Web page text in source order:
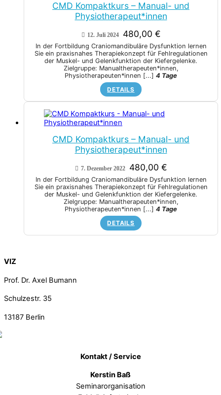
CMD Kompaktkurs – Manual- und
Physiotherapeut*innen
12. Juli 2024 480,00 €
In der Fortbildung Craniomandibuläre Dysfunktion lernen
Sie ein praxisnahes Therapiekonzept für Fehlregulationen
der Muskel- und Gelenkfunktion der Kiefergelenke.
Zielgruppe: Manualtherapeuten*innen,
Physiotherapeuten*innen [...] 4 Tage
DETAILS
CMD Kompaktkurs – Manual- und
Physiotherapeut*innen
7. Dezember 2022 480,00 €
In der Fortbildung Craniomandibuläre Dysfunktion lernen
Sie ein praxisnahes Therapiekonzept für Fehlregulationen
der Muskel- und Gelenkfunktion der Kiefergelenke.
Zielgruppe: Manualtherapeuten*innen,
Physiotherapeuten*innen [...] 4 Tage
DETAILS
VIZ
Prof. Dr. Axel Bumann
Schulzestr. 35
13187 Berlin
Kontakt / Service
Kerstin Baß
Seminarorganisation